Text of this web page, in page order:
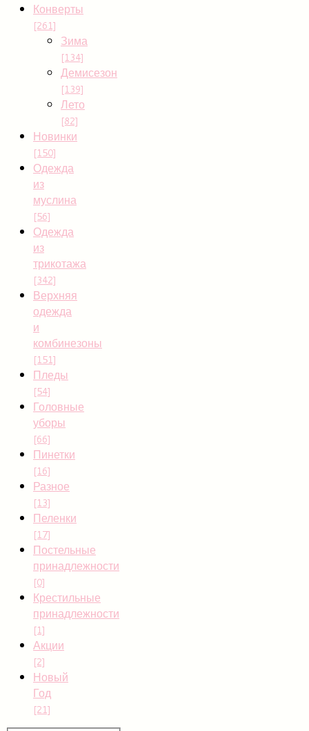
Конверты
[261]
Зима
[134]
Демисезон
[139]
Лето
[82]
Новинки
[150]
Одежда
из
муслина
[56]
Одежда
из
трикотажа
[342]
Верхняя
одежда
и
комбинезоны
[151]
Пледы
[54]
Головные
уборы
[66]
Пинетки
[16]
Разное
[13]
Пеленки
[17]
Постельные
принадлежности
[0]
Крестильные
принадлежности
[1]
Акции
[2]
Новый
Год
[21]